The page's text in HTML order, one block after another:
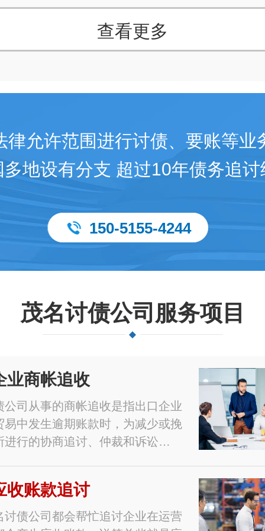
查看更多
律允许范围进行讨债、要账等业
多地设有分支 超过10年债务追讨
150-5155-4244
茂名讨债公司服务项目
业商帐追收
公司从事的商帐追收是指出口企业
易中发生逾期账款时，为减少或挽
进行的协商追讨、仲裁和诉讼…
收账款追讨
讨债公司都会帮忙追讨企业在运营